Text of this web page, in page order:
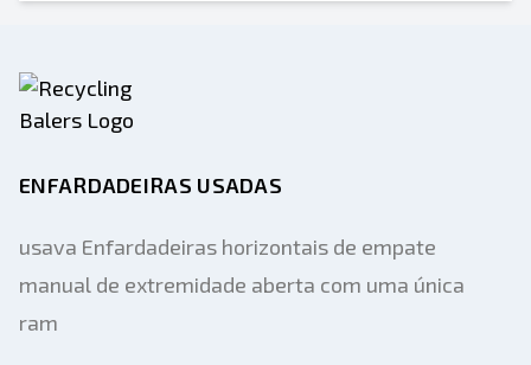
ENFARDADEIRAS USADAS
usava Enfardadeiras horizontais de empate
manual de extremidade aberta com uma única
ram